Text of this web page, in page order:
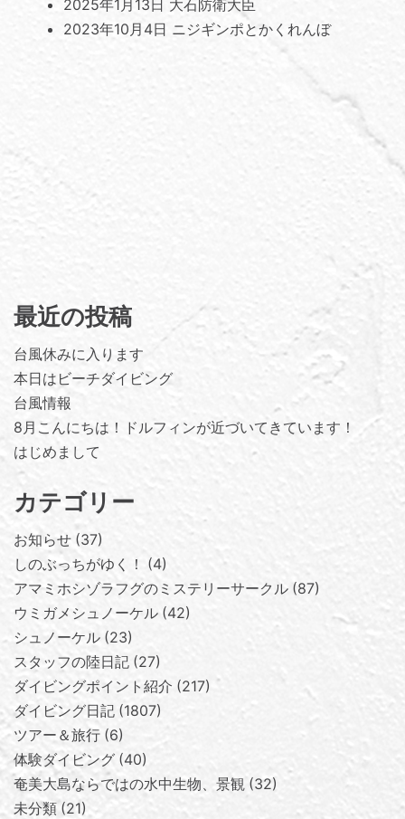
2025年1月13日 大石防衛大臣
2023年10月4日 ニジギンポとかくれんぼ
最近の投稿
台風休みに入ります
本日はビーチダイビング
台風情報
8月こんにちは！ドルフィンが近づいてきています！
はじめまして
カテゴリー
お知らせ 37
しのぶっちがゆく！
4
アマミホシゾラフグのミステリーサークル 87
ウミガメシュノーケル 42
シュノーケル 23
スタッフの陸日記 27
ダイビングポイント紹介 217
ダイビング日記 1807
ツアー＆旅行 6
体験ダイビング 40
奄美大島ならではの水中生物、景観 32
未分類 21